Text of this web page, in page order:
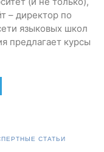
– директор по
языковых школ
предлагает курсы
СТАТЬИ